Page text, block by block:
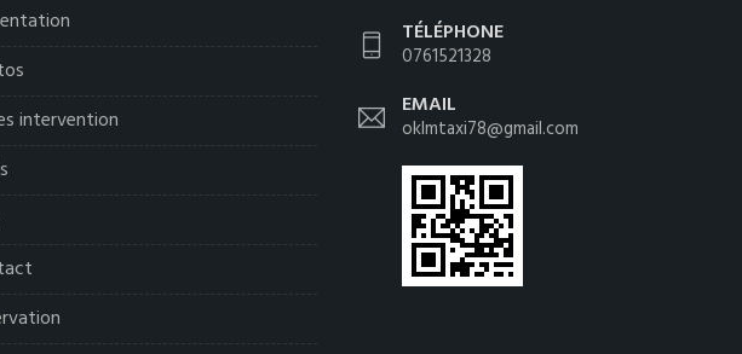
intervention
TÉLÉPHONE
0761521328
EMAIL
oklmtaxi78@gmail.com